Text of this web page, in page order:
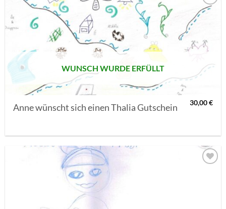
AUF MEINE
MERKLISTE
SETZEN
WUNSCH WURDE ERFÜLLT
Anne wünscht sich einen Thalia Gutschein 30,00€